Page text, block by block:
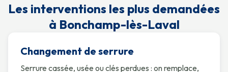
Les interventions les plus demandées
à Bonchamp-lès-Laval
Changement de serrure
Serrure cassée, usée ou clés perdues : on remplace,